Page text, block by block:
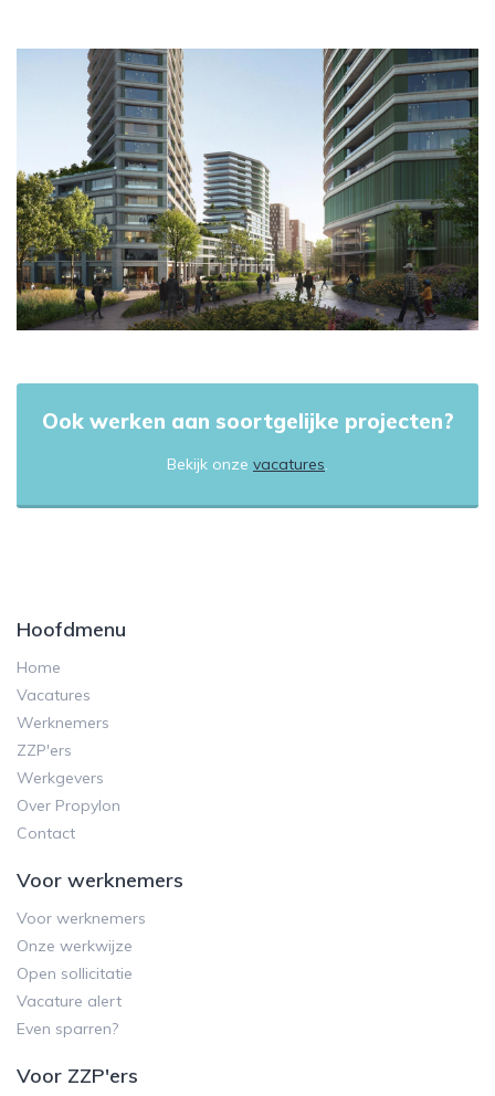
Ook werken aan soortgelijke projecten?
Bekijk onze vacatures
Hoofdmenu
Home
Vacatures
Werknemers
ZZP'ers
Werkgevers
Over Propylon
Contact
Voor werknemers
Voor werknemers
Onze werkwijze
Open sollicitatie
Vacature alert
Even sparren?
Voor ZZP'ers